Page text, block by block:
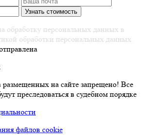
обработку персональных данных в
обработки персональных данных.
размещенных на сайте запрещено! Все
преследоваться в судебном порядке
файлов cookie